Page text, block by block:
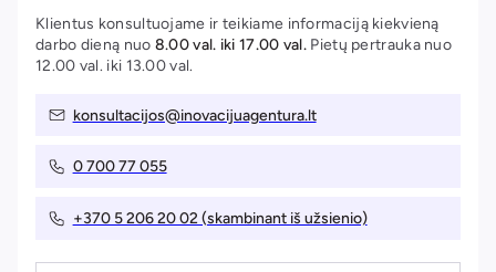
Klientus konsultuojame ir teikiame informaciją kiekvieną
darbo dieną nuo 8.00 val. iki 17.00 val. Pietų pertrauka nuo
12.00 val. iki 13.00 val.
konsultacijos@inovacijuagentura.lt
0 700 77 055
+370 5 206 20 02 (skambinant iš užsienio)